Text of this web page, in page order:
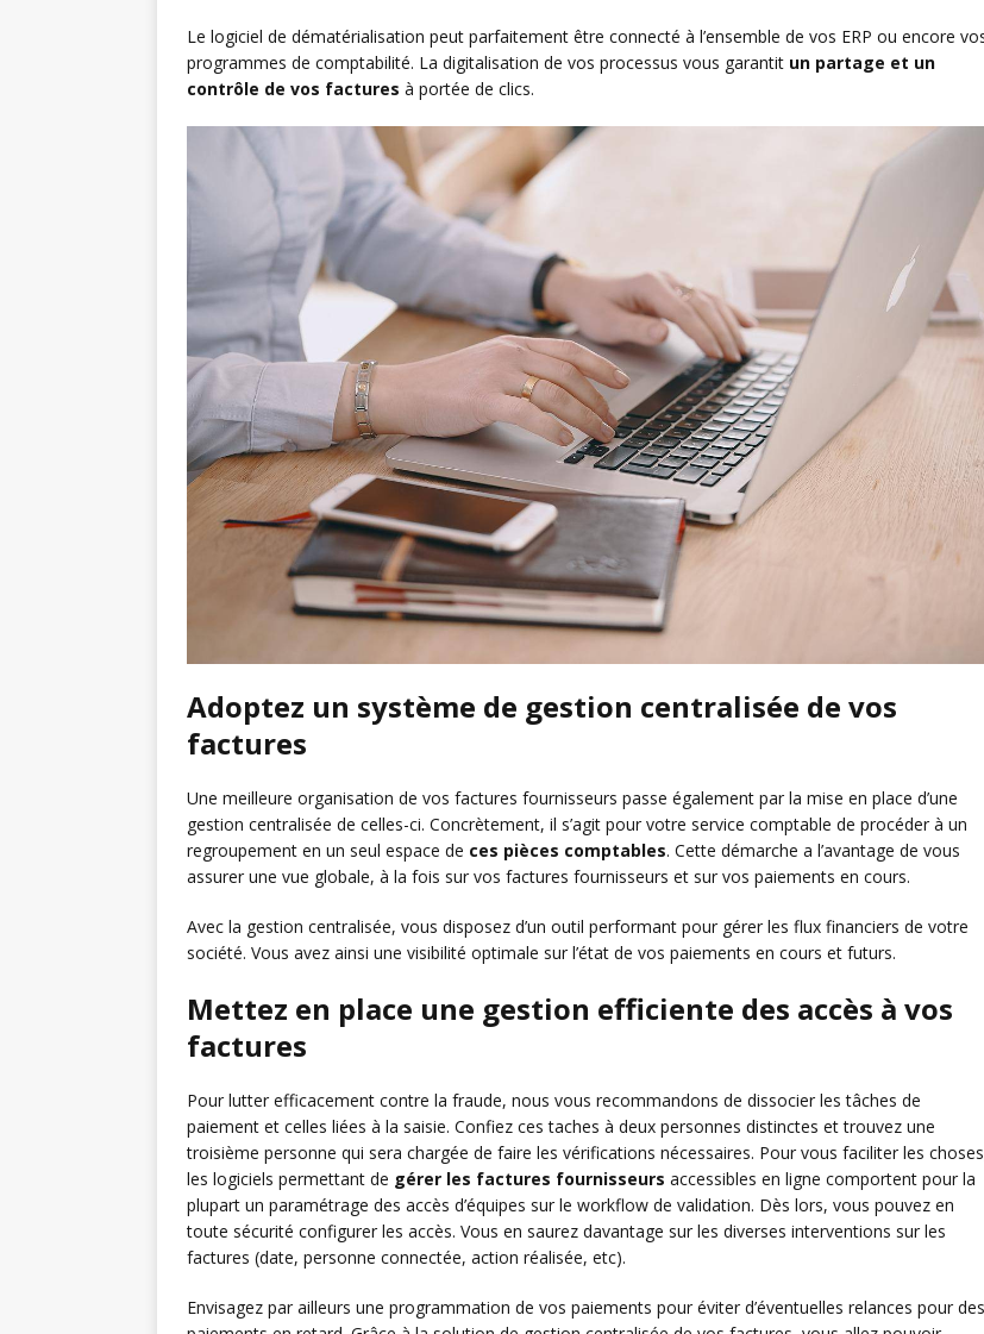
Le logiciel de dématérialisation peut parfaitement être connecté à l’ensemble de vos ERP ou encore
programmes de comptabilité. La digitalisation de vos processus vous garantit un partage et un
contrôle de vos factures à portée de clics.
Adoptez un système de gestion centralisée de vos
factures
Une meilleure organisation de vos factures fournisseurs passe également par la mise en place d’une
gestion centralisée de celles-ci. Concrètement, il s’agit pour votre service comptable de procéder à un
regroupement en un seul espace de ces pièces comptables. Cette démarche a l’avantage de vous
assurer une vue globale, à la fois sur vos factures fournisseurs et sur vos paiements en cours.
Avec la gestion centralisée, vous disposez d’un outil performant pour gérer les flux financiers de votre
société. Vous avez ainsi une visibilité optimale sur l’état de vos paiements en cours et futurs.
Mettez en place une gestion efficiente des accès à vos
factures
Pour lutter efficacement contre la fraude, nous vous recommandons de dissocier les tâches de
paiement et celles liées à la saisie. Confiez ces taches à deux personnes distinctes et trouvez une
troisième personne qui sera chargée de faire les vérifications nécessaires. Pour vous faciliter les
les logiciels permettant de gérer les factures fournisseurs accessibles en ligne comportent pour la
plupart un paramétrage des accès d’équipes sur le workflow de validation. Dès lors, vous pouvez en
toute sécurité configurer les accès. Vous en saurez davantage sur les diverses interventions sur les
factures (date, personne connectée, action réalisée, etc).
Envisagez par ailleurs une programmation de vos paiements pour éviter d’éventuelles relances pour des